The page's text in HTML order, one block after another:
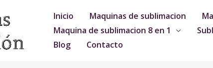
Inicio Maquinas de sublimacion
Maquina de sublimacion 8 en 1
Blog
Contacto